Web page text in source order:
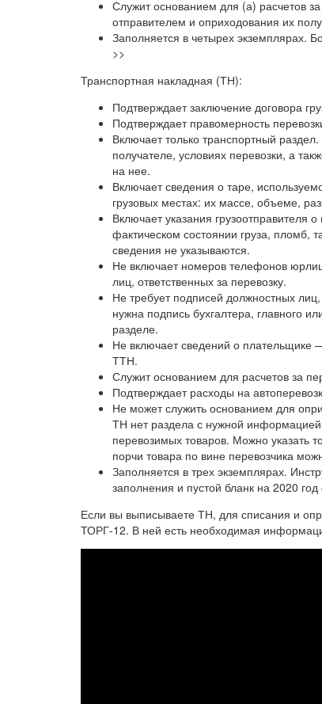
Служит основанием для (а) расчетов
отправителем и оприходования их
Заполняется в четырех экземплярах.
>>
Транспортная накладная (ТН):
Подтверждает заключение договора
Подтверждает правомерность
Включает только транспортный
получателе, условиях перевозки, а
на нее.
Включает сведения о таре,
грузовых местах: их массе, объеме,
Включает указания грузоотправителя
фактическом состоянии груза, пломб,
сведения не указываются.
Не включает номеров телефонов
лиц, ответственных за перевозку.
Не требует подписей должностных
нужна подпись бухгалтера, главного
разделе.
Не включает сведений о плательщике
ТТН.
Служит основанием для расчетов за
Подтверждает расходы на
Не может служить основанием для
ТН нет раздела с нужной
перевозимых товаров. Можно указать
порчи товара по вине перевозчика
Заполняется в трех экземплярах.
заполнения и пустой бланк на 2020
Если вы выписываете ТН, для списания и
ТОРГ-12. В ней есть необходимая